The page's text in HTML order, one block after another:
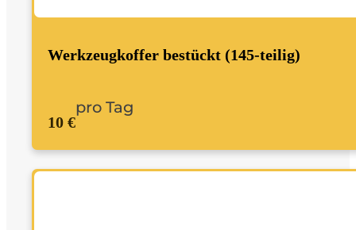
Werkzeugkoffer bestückt (145-teilig)
10 €
pro Tag